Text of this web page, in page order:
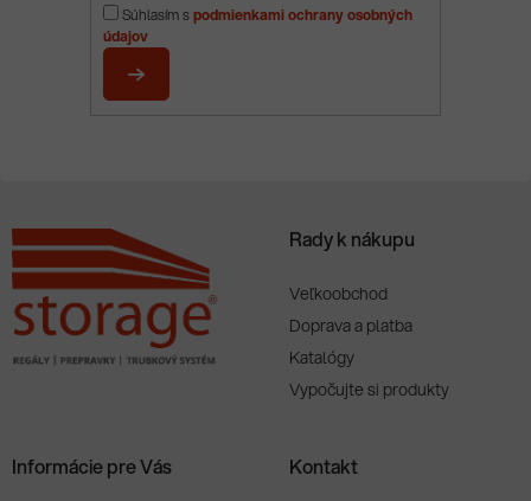
Súhlasím spodmienkami ochrany osobných
údajov
PRIHLÁSIŤ
Rady k nákupu
Veľkoobchod
Doprava a platba
Katalógy
Vypočujte si produkty
Informácie pre Vás Kontakt